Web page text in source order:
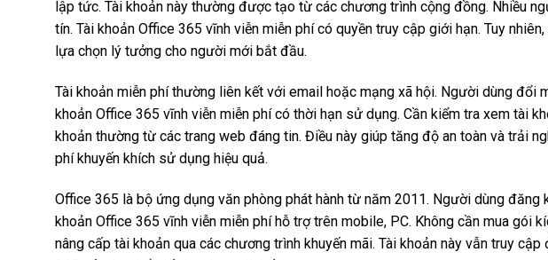
lập tức. Tài khoản này thường được tạo từ các chương trình cộng đồng. Nhiều
tín. Tài khoản Office 365 vĩnh viễn miễn phí có quyền truy cập giới hạn. Tuy
lựa chọn lý tưởng cho người mới bắt đầu.
Tài khoản miễn phí thường liên kết với email hoặc mạng xã hội. Người dùng đổi
khoản Office 365 vĩnh viễn miễn phí có thời hạn sử dụng. Cần kiểm tra xem tài
khoản thường từ các trang web đáng tin. Điều này giúp tăng độ an toàn và trải
phí khuyến khích sử dụng hiệu quả.
Office 365 là bộ ứng dụng văn phòng phát hành từ năm 2011. Người dùng
khoản Office 365 vĩnh viễn miễn phí hỗ trợ trên mobile, PC. Không cần mua gói
nâng cấp tài khoản qua các chương trình khuyến mãi. Tài khoản này vẫn truy